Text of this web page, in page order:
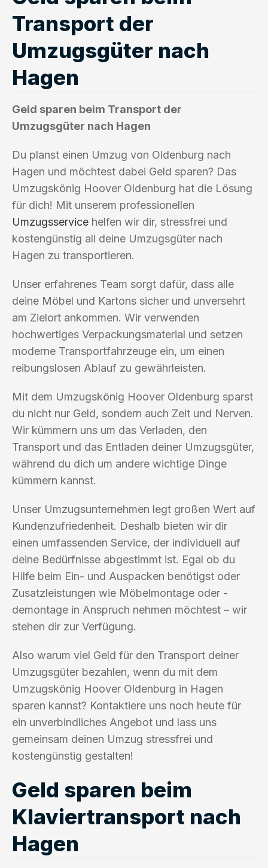
Transport der
Umzugsgüter nach
Hagen
Geld sparen beim Transport der
Umzugsgüter nach Hagen
Du planst einen Umzug von Oldenburg nach
Hagen und möchtest dabei Geld sparen? Das
Umzugskönig Hoover Oldenburg hat die Lösung
für dich! Mit unserem professionellen
Umzugsservice helfen wir dir, stressfrei und
kostengünstig all deine Umzugsgüter nach
Hagen zu transportieren.
Unser erfahrenes Team sorgt dafür, dass alle
deine Möbel und Kartons sicher und unversehrt
am Zielort ankommen. Wir verwenden
hochwertiges Verpackungsmaterial und setzen
moderne Transportfahrzeuge ein, um einen
reibungslosen Ablauf zu gewährleisten.
Mit dem Umzugskönig Hoover Oldenburg sparst
du nicht nur Geld, sondern auch Zeit und Nerven.
Wir kümmern uns um das Verladen, den
Transport und das Entladen deiner Umzugsgüter,
während du dich um andere wichtige Dinge
kümmern kannst.
Unser Umzugsunternehmen legt großen Wert auf
Kundenzufriedenheit. Deshalb bieten wir dir
einen umfassenden Service, der individuell auf
deine Bedürfnisse abgestimmt ist. Egal ob du
Hilfe beim Ein- und Auspacken benötigst oder
Zusatzleistungen wie Möbelmontage oder -
demontage in Anspruch nehmen möchtest – wir
stehen dir zur Verfügung.
Also warum viel Geld für den Transport deiner
Umzugsgüter bezahlen, wenn du mit dem
Umzugskönig Hoover Oldenburg in Hagen
sparen kannst? Kontaktiere uns noch heute für
ein unverbindliches Angebot und lass uns
gemeinsam deinen Umzug stressfrei und
kostengünstig gestalten!
Geld sparen beim
Klaviertransport nach
Hagen